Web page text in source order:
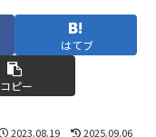
はてブ
コピー
2023.08.19 2025.09.06